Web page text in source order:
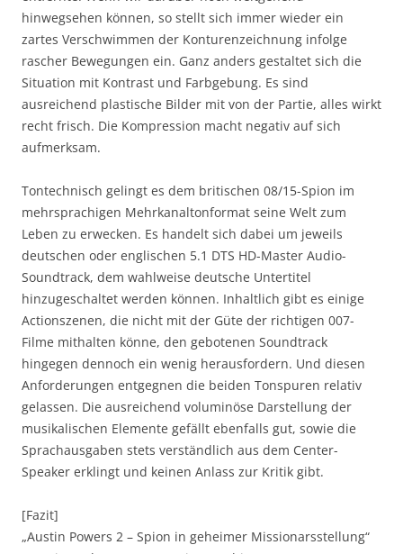
hinwegsehen können, so stellt sich immer wieder ein
zartes Verschwimmen der Konturenzeichnung infolge
rascher Bewegungen ein. Ganz anders gestaltet sich die
Situation mit Kontrast und Farbgebung. Es sind
ausreichend plastische Bilder mit von der Partie, alles wirkt
recht frisch. Die Kompression macht negativ auf sich
aufmerksam.
Tontechnisch gelingt es dem britischen 08/15-Spion im
mehrsprachigen Mehrkanaltonformat seine Welt zum
Leben zu erwecken. Es handelt sich dabei um jeweils
deutschen oder englischen 5.1 DTS HD-Master Audio-
Soundtrack, dem wahlweise deutsche Untertitel
hinzugeschaltet werden können. Inhaltlich gibt es einige
Actionszenen, die nicht mit der Güte der richtigen 007-
Filme mithalten könne, den gebotenen Soundtrack
hingegen dennoch ein wenig herausfordern. Und diesen
Anforderungen entgegnen die beiden Tonspuren relativ
gelassen. Die ausreichend voluminöse Darstellung der
musikalischen Elemente gefällt ebenfalls gut, sowie die
Sprachausgaben stets verständlich aus dem Center-
Speaker erklingt und keinen Anlass zur Kritik gibt.
[Fazit]
„Austin Powers 2 – Spion in geheimer Missionarsstellung“